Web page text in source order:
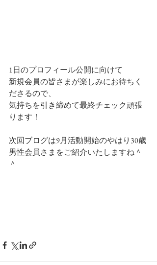
1日のプロフィール公開に向けて
新規会員の皆さまが楽しみにお待ちく
ださるので、
気持ちを引き締めて最終チェック頑張
ります！
次回ブログは9月活動開始のやはり30歳
男性会員さまをご紹介いたしますね＾
＾